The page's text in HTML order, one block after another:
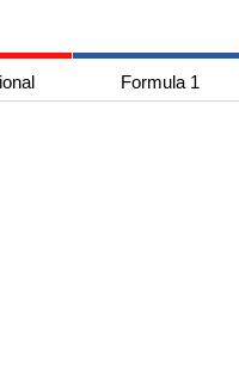
Formula 1